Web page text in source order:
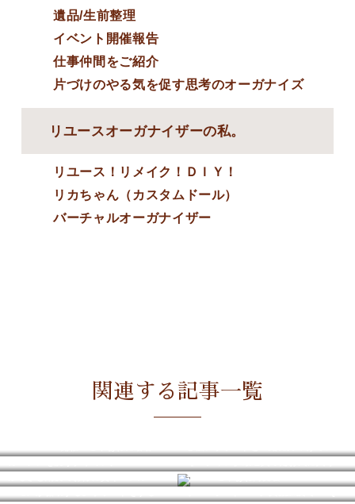
遺品/生前整理
イベント開催報告
仕事仲間をご紹介
片づけのやる気を促す思考のオーガナイズ
リユースオーガナイザーの私。
リユース！リメイク！ＤＩＹ！
リカちゃん（カスタムドール）
バーチャルオーガナイザー
関連する記事一覧
５/２８こやぁね内覧会